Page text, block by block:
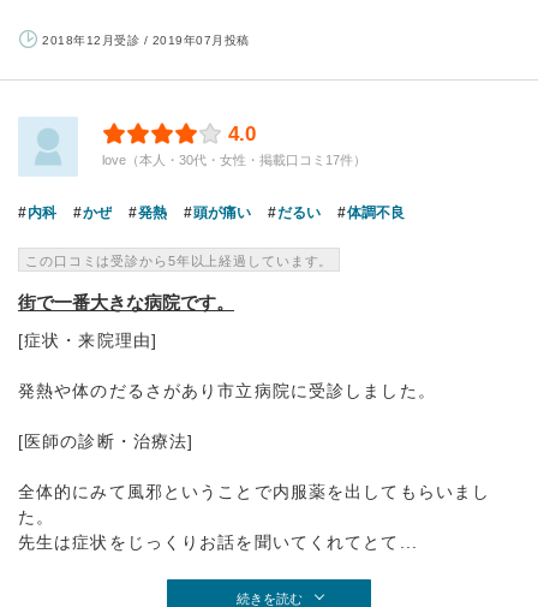
2018年12月受診 / 2019年07月投稿
4.0
love（本人・30代・女性・掲載口コミ17件）
内科 かぜ 発熱 頭が痛い だるい 体調不良
この口コミは受診から5年以上経過しています。
街で一番大きな病院です。
[症状・来院理由]
発熱や体のだるさがあり市立病院に受診しました。
[医師の診断・治療法]
全体的にみて風邪ということで内服薬を出してもらいまし
た。
先生は症状をじっくりお話を聞いてくれてとて...
続きを読む